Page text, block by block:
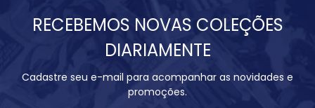
RECEBEMOS NOVAS COLEÇÕES
DIARIAMENTE
Cadastre seu e-mail para acompanhar as novidades e
promoções.